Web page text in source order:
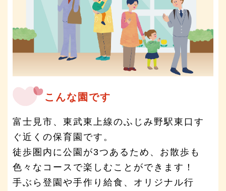
こんな園です
富士見市、東武東上線のふじみ野駅東口す
ぐ近くの保育園です。
徒歩圏内に公園が3つあるため、お散歩も
色々なコースで楽しむことができます！
手ぶら登園や手作り給食、オリジナル行